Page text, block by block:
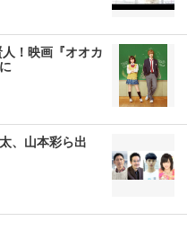
！映画『オオカ
、山本彩ら出